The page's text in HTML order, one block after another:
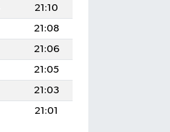
21:10
21:08
21:06
21:05
21:03
21:01